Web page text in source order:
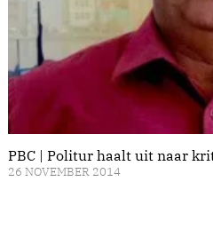
PBC | Politur haalt uit naar
26 NOVEMBER 2014